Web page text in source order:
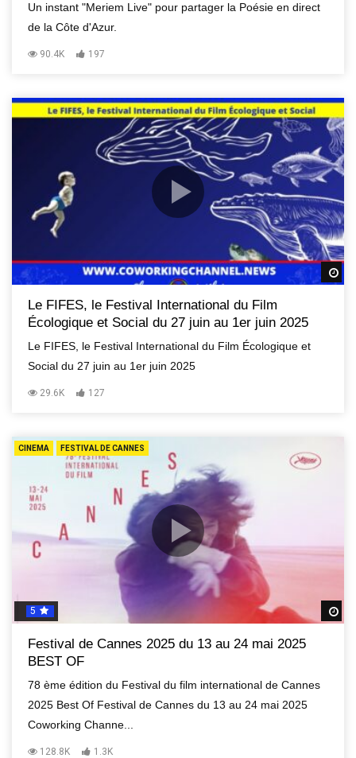
Un instant "Meriem Live" pour partager la Poésie en direct
de la Côte d'Azur.
90.4K 197
Le FIFES, le Festival International du Film
Écologique et Social du 27 juin au 1er juin 2025
Le FIFES, le Festival International du Film Écologique et
Social du 27 juin au 1er juin 2025
29.6K 127
CINEMA FESTIVAL DE CANNES
5
Festival de Cannes 2025 du 13 au 24 mai 2025
BEST OF
78 ème édition du Festival du film international de Cannes
2025 Best Of Festival de Cannes du 13 au 24 mai 2025
Coworking Channe...
128.8K 1.3K